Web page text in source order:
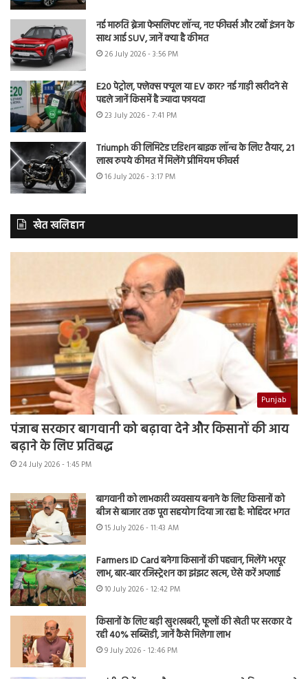
नई मारुति ब्रेजा फेसलिफ्ट लॉन्च, नए फीचर्स और टर्बो इंजन के
साथ आई SUV, जानें क्या है कीमत
26 July 2026 - 3:56 PM
E20 पेट्रोल, फ्लेक्स फ्यूल या EV कार? नई गाड़ी खरीदने से
पहले जानें किसमें है ज्यादा फायदा
23 July 2026 - 7:41 PM
Triumph की लिमिटेड एडिशन बाइक लॉन्च के लिए तैयार, 21
लाख रुपये कीमत में मिलेंगे प्रीमियम फीचर्स
16 July 2026 - 3:17 PM
खेत खलिहान
Punjab
पंजाब सरकार बागवानी को बढ़ावा देने और किसानों की आय
बढ़ाने के लिए प्रतिबद्ध
24 July 2026 - 1:45 PM
बागवानी को लाभकारी व्यवसाय बनाने के लिए किसानों को
बीज से बाजार तक पूरा सहयोग दिया जा रहा है: मोहिंदर भगत
15 July 2026 - 11:43 AM
Farmers ID Card बनेगा किसानों की पहचान, मिलेंगे भरपूर
लाभ, बार-बार रजिस्ट्रेशन का झंझट खत्म, ऐसे करें अप्लाई
10 July 2026 - 12:42 PM
किसानों के लिए बड़ी खुशखबरी, फूलों की खेती पर सरकार दे
रही 40% सब्सिडी, जानें कैसे मिलेगा लाभ
9 July 2026 - 12:46 PM